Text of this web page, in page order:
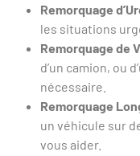
Remorquage
les situations
Remorquage de
d’un camion, ou
nécessaire.
Remorquage
un véhicule sur
vous aider.